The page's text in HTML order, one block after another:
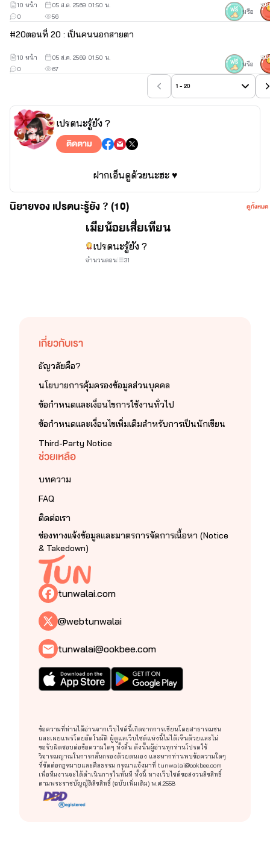
56
0
10 หน้า
05 ส.ค. 2569 01:50 น.
หรือ
#20ตอนที่ 20 : เป็นคนนอกสายตา
67
0
10 หน้า
05 ส.ค. 2569 01:50 น.
หรือ
1 - 20
เปรตนะรู้ยัง ?
ติดตาม
ฝากเอ็นดูด้วยนะฮะ ♥
นิยายของ เปรตนะรู้ยัง ? (10) ดูทั้งหมด
เมียน้อยเสี่ยเทียน
เปรตนะรู้ยัง ?
จำนวนตอน 31
เกี่ยวกับเรา
ธัญวลัยคือ?
นโยบายการคุ้มครองข้อมูลส่วนบุคคล
ข้อกำหนดและเงื่อนไขการใช้งานทั่วไป
ข้อกำหนดและเงื่อนไขเพิ่มเติมสำหรับการเป็นนักเขียน
Third-Party Notice
ช่วยเหลือ
บทความ
FAQ
ติดต่อเรา
ช่องทางแจ้งข้อมูลและมาตรการจัดการเนื้อหา (Notice
& Takedown)
tunwalai.com
@webtunwalai
tunwalai@ookbee.com
ข้อความที่ท่านได้อ่านจากเว็บไซต์นี้เกิดจากการเขียนโดยสาธารณชน
และเผยแพร่โดยอัตโนมัติ ผู้ดูแลเว็บไซต์แห่งนี้ไม่ได้เห็นด้วยและไม่
ขอรับผิดชอบต่อข้อความใดๆ ทั้งสิ้น ดังนั้นผู้อ่านทุกท่านโปรดใช้
วิจารณญาณในการกลั่นกรองด้วยตนเอง และหากท่านพบข้อความใดๆ
ที่ขัดต่อกฎหมายและศีลธรรม กรุณาแจ้งมาที่ tunwalai@ookbee.com
เพื่อทีมงานจะได้ดำเนินการในทันที ทั้งนี้ ทางเว็บไซต์ขอสงวนลิขสิทธิ์
ตามพระราชบัญญัติลิขสิทธิ์ (ฉบับเพิ่มเติม) พ.ศ.2558